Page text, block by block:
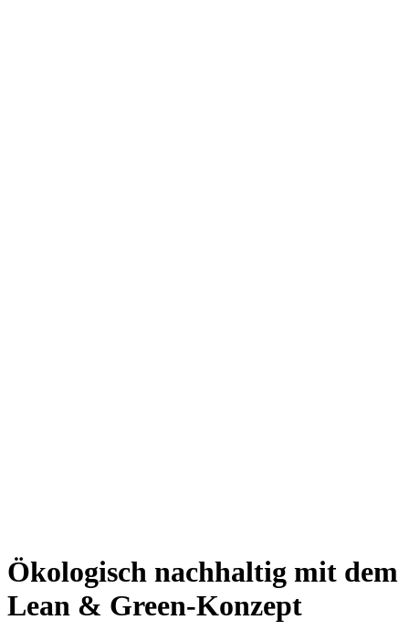
Ökologisch nachhaltig mit dem
Lean & Green-Konzept